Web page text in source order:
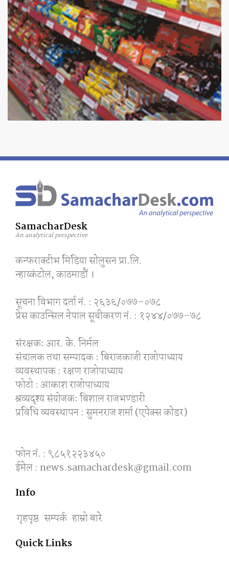
SamacharDesk
An analytical perspective
कन्फराक्टीभ मिडिया साेलुसन प्रा.लि.
न्हाय्कंटाेल, काठमाडाैं ।
सूचना विभाग दर्ता नं. : २६३६/०७७–०७८
प्रेस काउन्सिल नेपाल सूचीकरण नं. : १२४४/०७७–७८
संरक्षकः आर. के. निर्मल
संचालक तथा सम्पादक : बिराजकाजी राजोपाध्याय
व्यवस्थापक : रक्षण राजोपाध्याय
फोटो : आकाश राजोपाध्याय
श्रव्यदृश्य संयोजकः बिशाल राजभण्डारी
प्रविधि व्यवस्थापन : सुमनराज शर्मा (एपेक्स काेडर)
फोन नं. : ९८५१२२३४५०
ईमेल : news.samachardesk@gmail.com
Info
गृहपृष्ठ सम्पर्क हाम्रो बारे
Quick Links